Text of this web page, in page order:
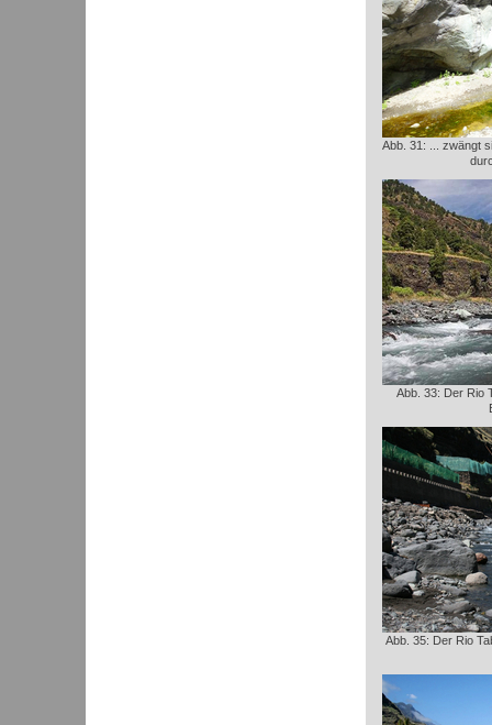
Abb. 31: ... zwängt
Abb. 33: Der Rio
Abb. 35: Der Rio